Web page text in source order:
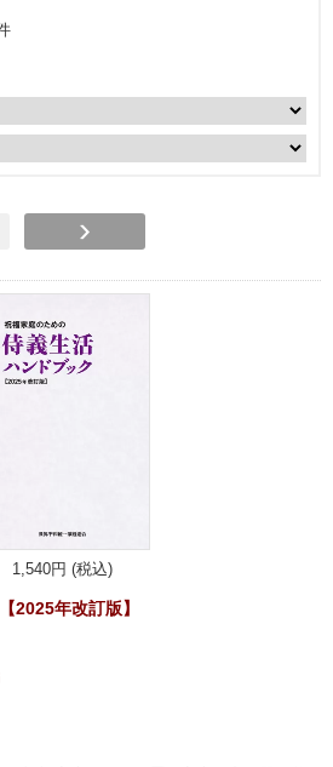
1,540円 (税込)
2025年改訂版】